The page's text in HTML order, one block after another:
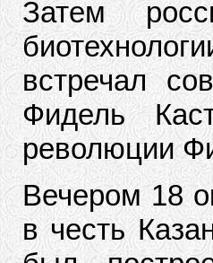
Затем
встречал
Фидель
революции
Вечером 18
в честь